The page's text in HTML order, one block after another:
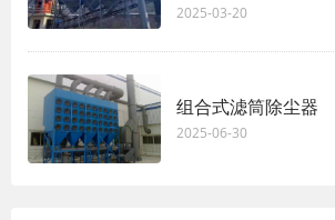
2025-03-20
组合式滤筒除尘器
2025-06-30